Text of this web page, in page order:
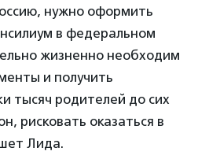
нужно оформить
в федеральном
жизненно необходим
и получить
тысяч родителей до сих
рисковать оказаться в
Лида.